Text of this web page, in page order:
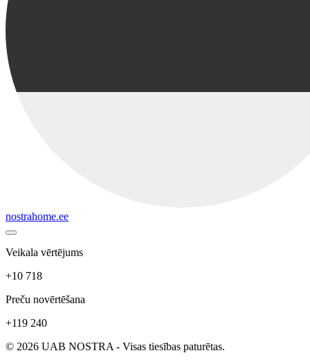
nostrahome.ee
Veikala vērtējums
+10 718
Preču novērtēšana
+119 240
© 2026 UAB NOSTRA - Visas tiesības paturētas.